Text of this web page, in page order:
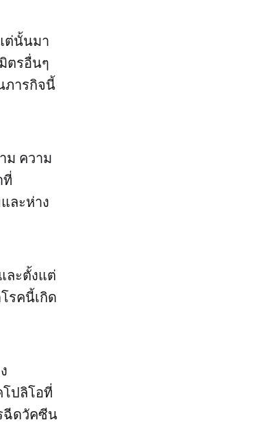
ต่นั้นมา
ตรอื่นๆ
ภารกิจนี้
ม ความ
ที่
ละห่าง
ละตั้งแต่
รคนี้เกิด
ปลิโอที่
ฉีดวัคซีน